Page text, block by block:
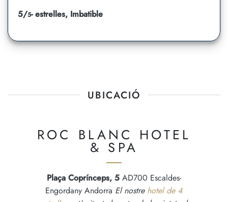
5/5- estrelles, Imbatible
UBICACIÓ
ROC BLANC HOTEL
& SPA
Plaça Coprínceps, 5AD700 Escaldes-
Engordany Andorra El nostre hotel de 4